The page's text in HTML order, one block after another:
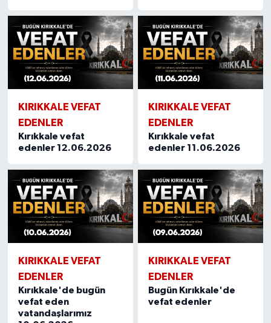
KIRIKKALE VEFAT
EDENLER
Kırıkkale vefat
edenler 12.06.2026
KIRIKKALE VEFAT
EDENLER
Kırıkkale vefat
edenler 11.06.2026
KIRIKKALE VEFAT
EDENLER
Kırıkkale'de bugün
vefat eden
vatandaşlarımız
KIRIKKALE VEFAT
EDENLER
Bugün Kırıkkale'de
vefat edenler